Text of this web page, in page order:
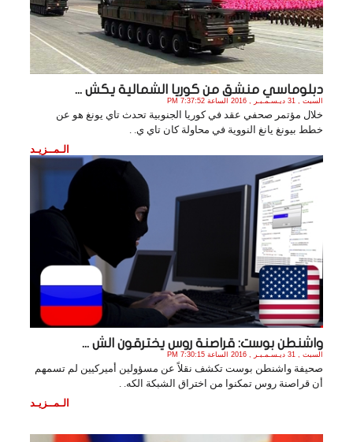
دبلوماسي منشق من كوريا الشمالية يكش ...
السبت , 31 ديـسـمـبـر , 2016 الساعة 7:37:52 PM
خلال مؤتمر صحفي عقد في كوريا الجنوبية تحدث تاي يونغ هو عن
خطط بيونغ يانغ النووية في محاولة كان تاي ي. .
الـمــزيـد
واشنطن بوست: قراصنة روس يخترقون الش ...
السبت , 31 ديـسـمـبـر , 2016 الساعة 7:30:15 PM
صحيفة واشنطن بوست تكشف نقلاً عن مسؤولين أميركيين لم تسمهم
أن قراصنة روس تمكنوا من اختراق الشبكة الكه. .
الـمــزيـد